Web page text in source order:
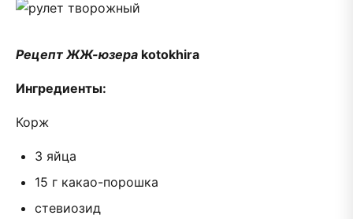
Рецепт ЖЖ-юзера kotokhira
Ингредиенты:
Корж
3 яйца
15 г какао-порошка
стевиозид